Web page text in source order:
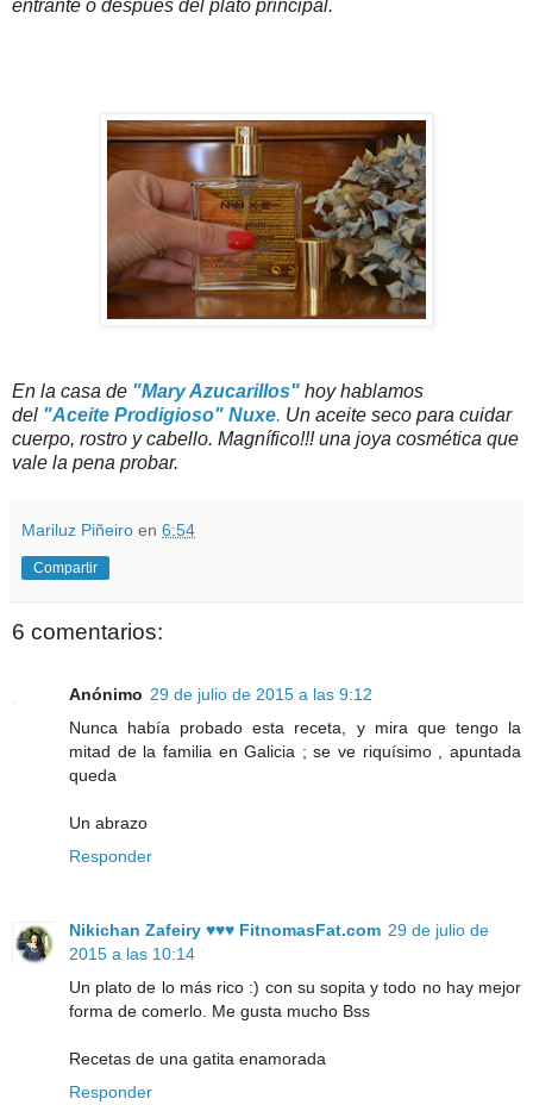
entrante o después del plato principal.
En la casa de "Mary Azucarillos" hoy hablamos
del "Aceite Prodigioso" Nuxe. Un aceite seco para cuidar
cuerpo, rostro y cabello. Magnífico!!! una joya cosmética que
vale la pena probar.
Mariluz Piñeiro en 6:54
Compartir
6 comentarios:
Anónimo 29 de julio de 2015 a las 9:12
Nunca había probado esta receta, y mira que tengo la
mitad de la familia en Galicia ; se ve riquísimo , apuntada
queda
Un abrazo
Responder
Nikichan Zafeiry ♥♥♥ FitnomasFat.com 29 de julio de
2015 a las 10:14
Un plato de lo más rico :) con su sopita y todo no hay mejor
forma de comerlo. Me gusta mucho Bss
Recetas de una gatita enamorada
Responder